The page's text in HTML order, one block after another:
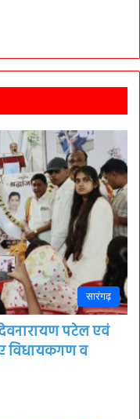
सारंगढ़
देवनारायण पटेल एवं
विधायकगण व